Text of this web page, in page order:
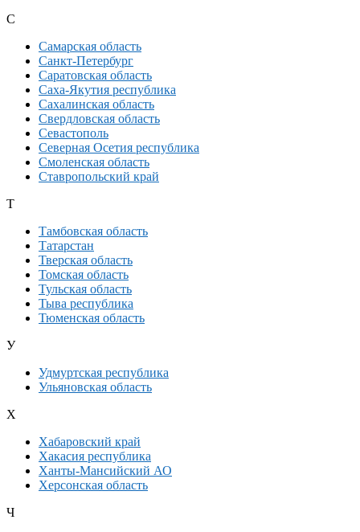
С
Самарская область
Санкт-Петербург
Саратовская область
Саха-Якутия республика
Сахалинская область
Свердловская область
Севастополь
Северная Осетия республика
Смоленская область
Ставропольский край
Т
Тамбовская область
Татарстан
Тверская область
Томская область
Тульская область
Тыва республика
Тюменская область
У
Удмуртская республика
Ульяновская область
Х
Хабаровский край
Хакасия республика
Ханты-Мансийский АО
Херсонская область
Ч